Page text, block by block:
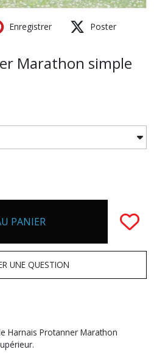
Enregistrer Poster
Marathon simple
PANIER
UNE QUESTION
Harnais Protanner Marathon